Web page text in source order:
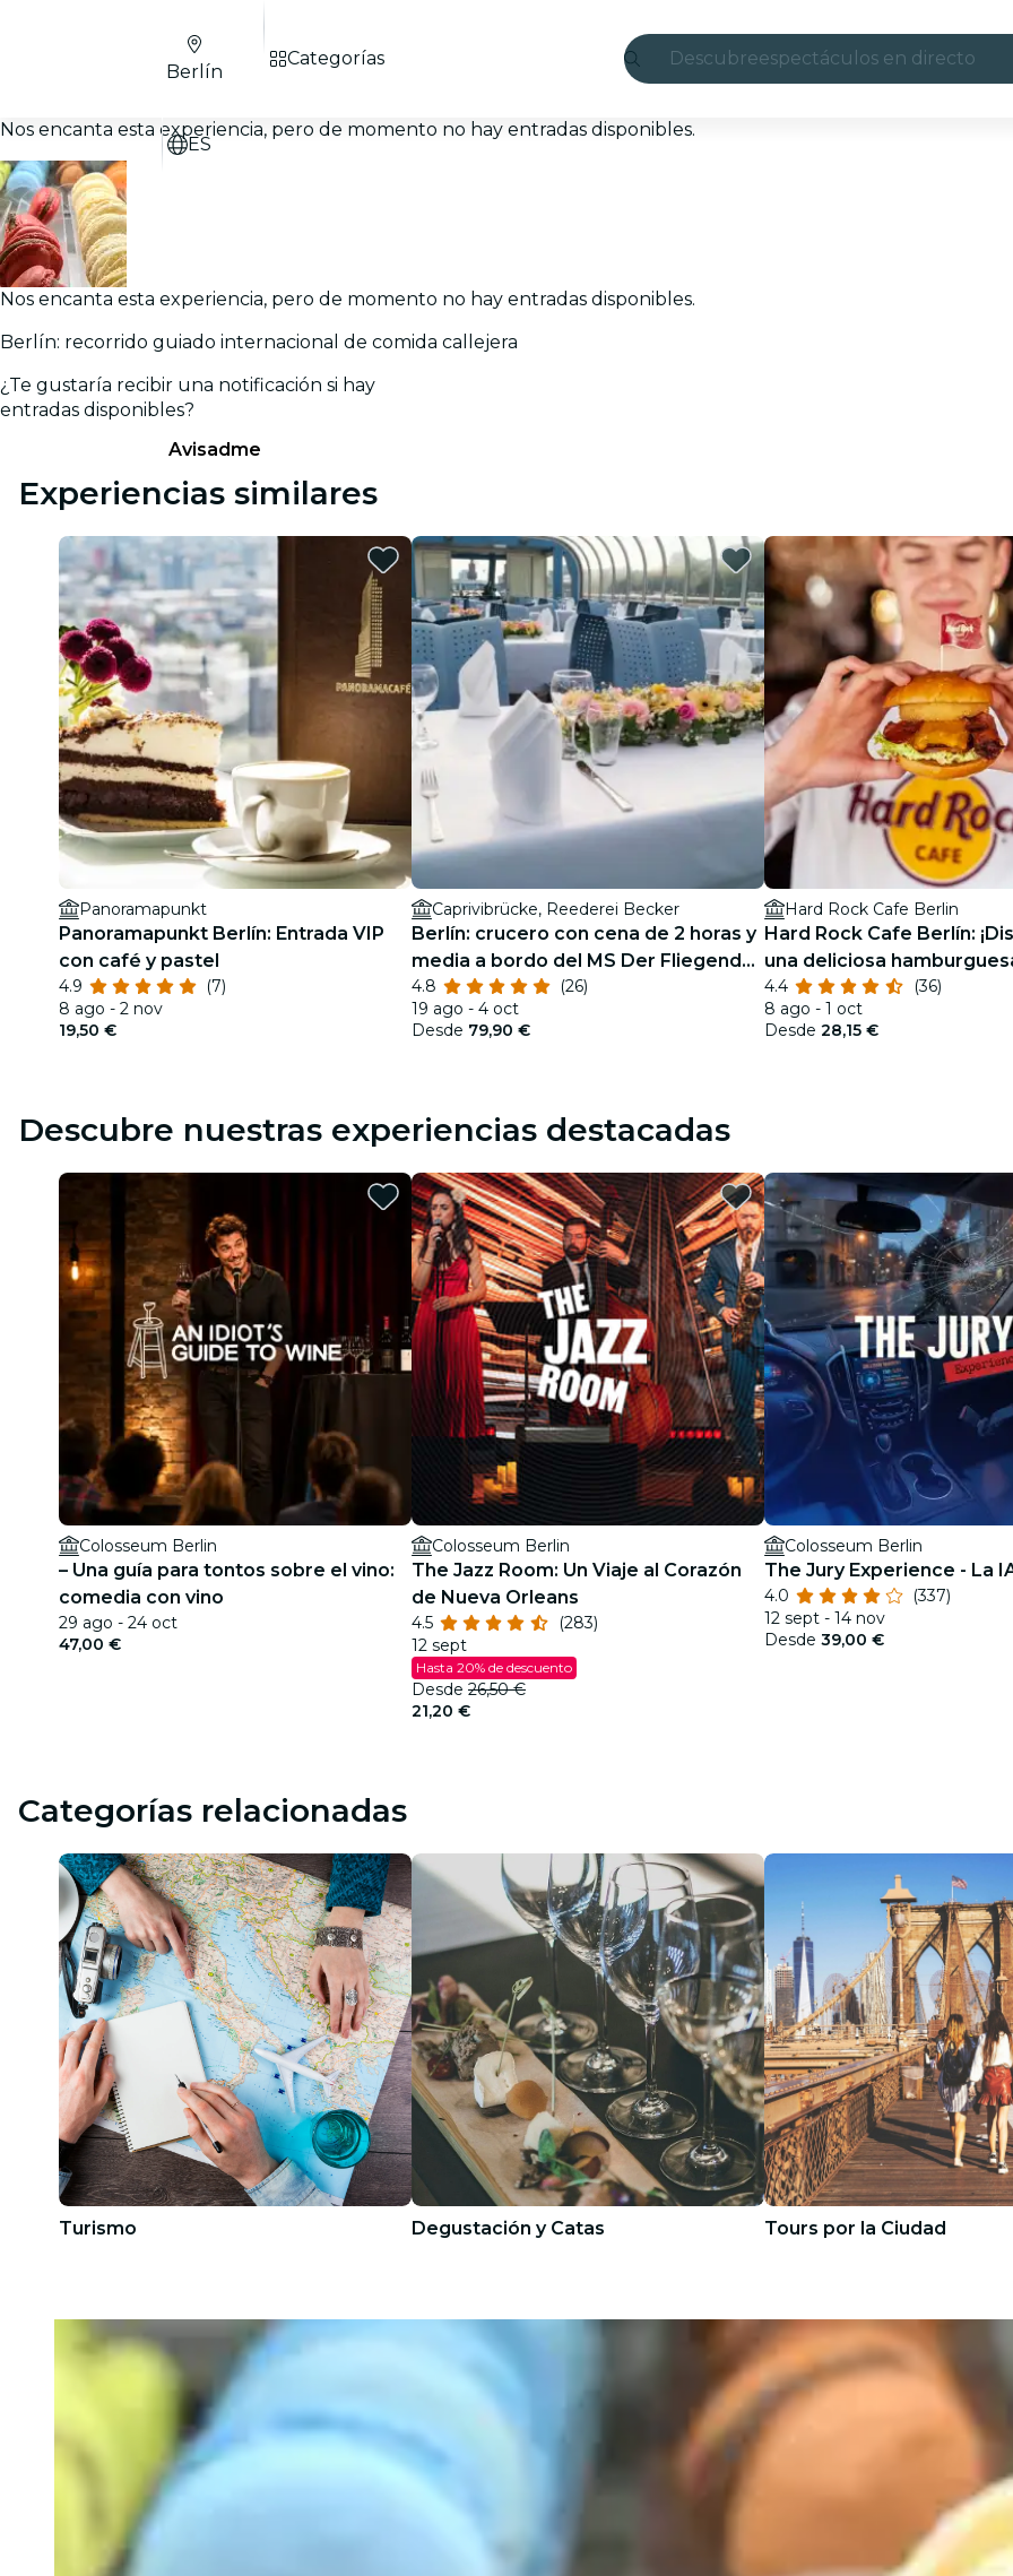
Descubreespectáculos en directo
restaurantes
cine
Berlín
ES
Categorías
Nos encanta esta experiencia, pero de momento no hay entradas disponibles.
Nos encanta esta experiencia, pero de momento no hay entradas disponibles.
Berlín: recorrido guiado internacional de comida callejera
¿Te gustaría recibir una notificación si hay
entradas disponibles?
Avisadme
Experiencias similares
Panoramapunkt
Panoramapunkt Berlín: Entrada VIP
con café y pastel
4.9
(7)
8 ago - 2 nov
19,50 €
Caprivibrücke, Reederei Becker
Berlín: crucero con cena de 2 horas y
media a bordo del MS Der Fliegende
Holländer Berlin
4.8
(26)
19 ago - 4 oct
Desde 79,90 €
Hard Rock Cafe Berlin
Hard Rock Cafe Berlín:
una deliciosa
4.4
(36)
8 ago - 1 oct
Desde 28,15 €
Descubre nuestras experiencias destacadas
Colosseum Berlin
– Una guía para tontos sobre el vino:
comedia con vino
29 ago - 24 oct
47,00 €
Colosseum Berlin
The Jazz Room: Un Viaje al Corazón
de Nueva Orleans
4.5
(283)
12 sept
Hasta 20% de descuento
Desde 26,50 €
21,20 €
Colosseum Berlin
The Jury Experience - La
4.0
(337)
12 sept - 14 nov
Desde 39,00 €
Categorías relacionadas
Turismo Degustación y Catas Tours por la Ciudad